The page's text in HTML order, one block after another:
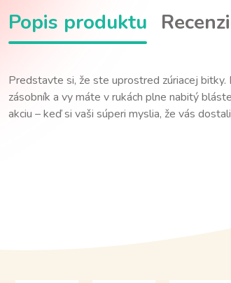
Popis produktu
Predstavte si, že ste uprostred zúriacej
zásobník a vy máte v rukách plne nabitý
akciu – keď si vaši súperi myslia, že vás